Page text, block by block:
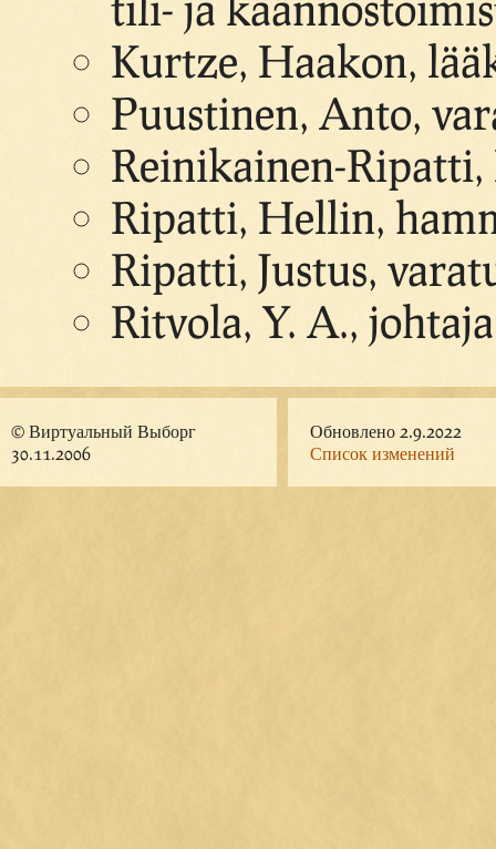
Kurtze, Haakon,
Puustinen, Anto,
Reinikainen-
Ripatti, Hellin,
Ripatti, Justus,
Ritvola, Y. A., johtaja
© Виртуальный Выборг
30.11.2006
Обновлено 2.9.2022
Список изменений